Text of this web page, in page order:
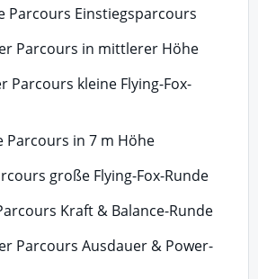
Parcours Einstiegsparcours
Parcours in mittlerer Höhe
Parcours kleine Flying-Fox-
Parcours in 7 m Höhe
große Flying-Fox-Runde
Kraft & Balance-Runde
Parcours Ausdauer & Power-